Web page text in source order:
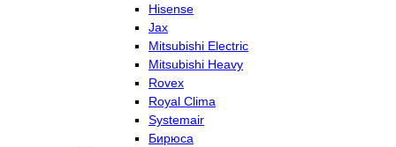
Hisense
Jax
Mitsubishi Electric
Mitsubishi Heavy
Rovex
Royal Clima
Systemair
Бирюса